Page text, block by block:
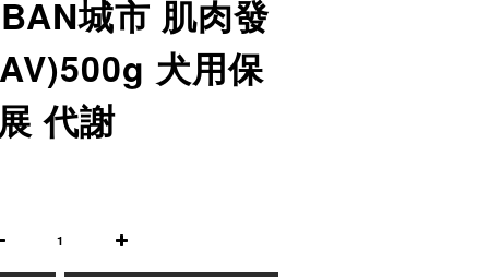
城市 肌肉發
犬用保
代謝